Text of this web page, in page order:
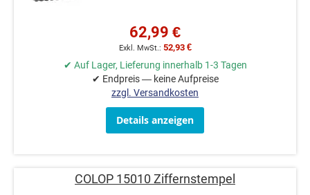
62,99 €
52,93 €
✔ Auf Lager, Lieferung innerhalb 1-3 Tagen
✔ Endpreis — keine Aufpreise
zzgl. Versandkosten
Details anzeigen
COLOP 15010 Ziffernstempel